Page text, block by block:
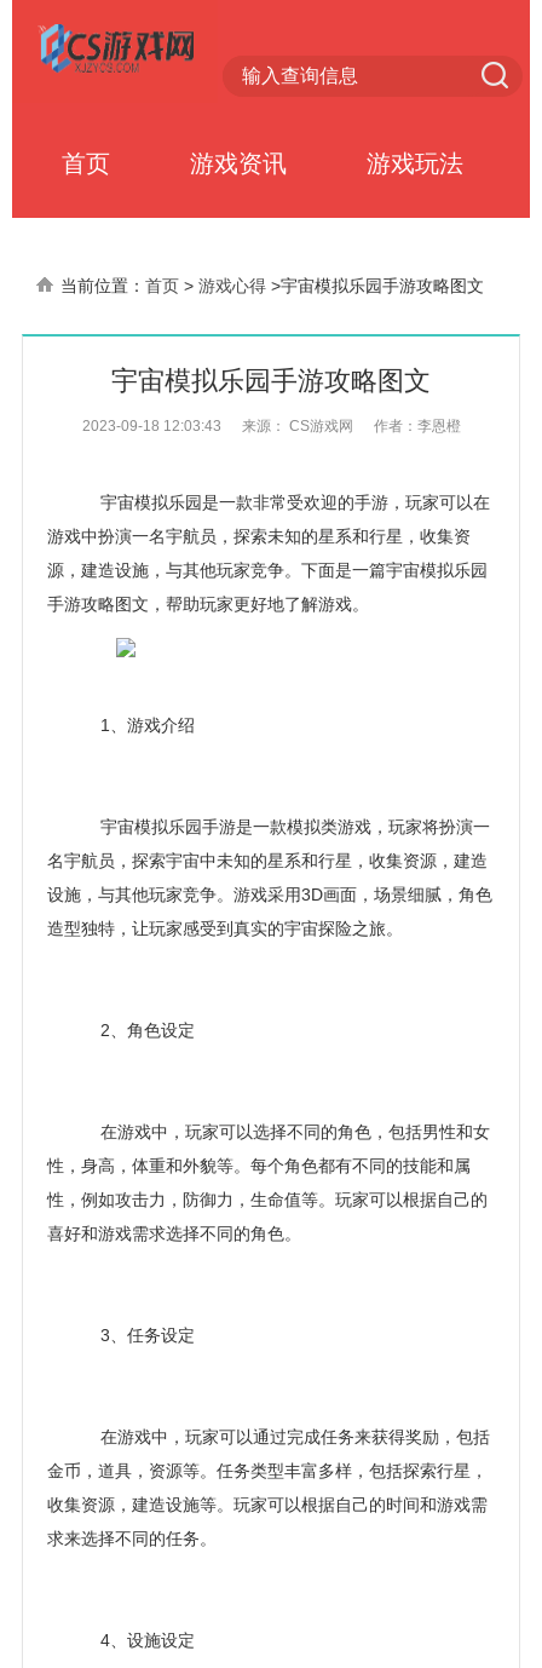
首页 游戏资讯 游戏玩法
当前位置： 首页 > 游戏心得 >宇宙模拟乐园手游攻略图文
宇宙模拟乐园手游攻略图文
2023-09-18 12:03:43 来源： CS游戏网 作者：李恩橙
宇宙模拟乐园是一款非常受欢迎的手游，玩家可以在
游戏中扮演一名宇航员，探索未知的星系和行星，收集资
源，建造设施，与其他玩家竞争。下面是一篇宇宙模拟乐园
手游攻略图文，帮助玩家更好地了解游戏。
1、游戏介绍
宇宙模拟乐园手游是一款模拟类游戏，玩家将扮演一
名宇航员，探索宇宙中未知的星系和行星，收集资源，建造
设施，与其他玩家竞争。游戏采用3D画面，场景细腻，角色
造型独特，让玩家感受到真实的宇宙探险之旅。
2、角色设定
在游戏中，玩家可以选择不同的角色，包括男性和女
性，身高，体重和外貌等。每个角色都有不同的技能和属
性，例如攻击力，防御力，生命值等。玩家可以根据自己的
喜好和游戏需求选择不同的角色。
3、任务设定
在游戏中，玩家可以通过完成任务来获得奖励，包括
金币，道具，资源等。任务类型丰富多样，包括探索行星，
收集资源，建造设施等。玩家可以根据自己的时间和游戏需
求来选择不同的任务。
4、设施设定